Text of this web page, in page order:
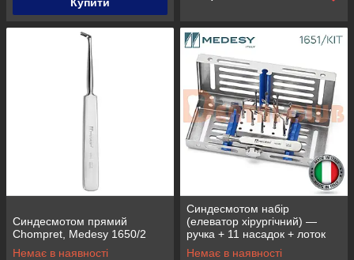
Синдесмотом прямий
Chompret, Medesy 1650/2
Немає в наявності
Синдесмотом набір
(елеватор хірургічний) —
ручка + 11 насадок + лоток
Gammafix, Medesy️ 1651/SET
Немає в наявності